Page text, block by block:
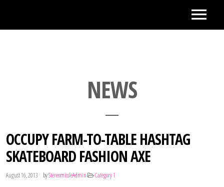
NEWS
OCCUPY FARM-TO-TABLE HASHTAG
SKATEBOARD FASHION AXE
August 16, 2013 byStereomissleAdmin Category 1